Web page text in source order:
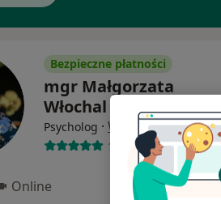
Bezpieczne płatności
mgr Małgorzata
Włochal
Psycholog · Więcej
12 opinii
Online